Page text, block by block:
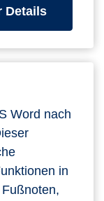
Detailszum
Word nach
in